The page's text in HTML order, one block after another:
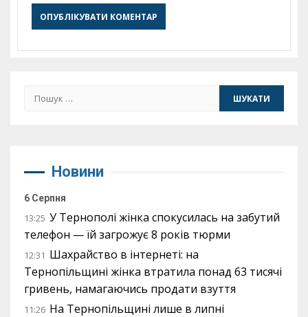
Пошук:
Новини
6 Серпня
13:25 У Тернополі жінка спокусилась на забутий
телефон — їй загрожує 8 років тюрми
12:31 Шахрайство в інтернеті: на
Тернопільщині жінка втратила понад 63 тисячі
гривень, намагаючись продати взуття
11:26 На Тернопільщині лише в липні